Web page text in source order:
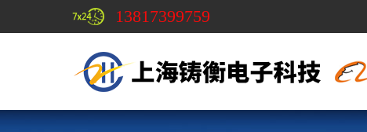
13817399759